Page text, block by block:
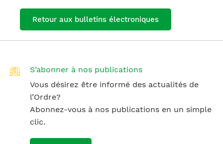
Retour aux bulletins électroniques
S’abonner à nos publications
Vous désirez être informé des actualités de
l’Ordre?
Abonnez-vous à nos publications en un simple
clic.